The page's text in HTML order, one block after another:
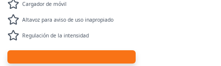
Cargador de móvil
Altavoz para aviso de uso inapropiado
Regulación de la intensidad